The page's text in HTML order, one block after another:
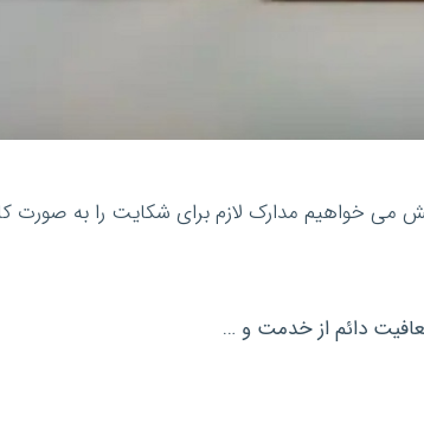
می خواهیم مدارک لازم برای شکایت را به صورت
دائم از خدمت و …